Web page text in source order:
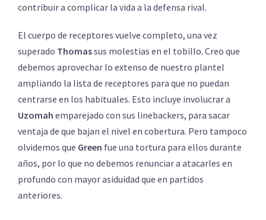
contribuir a complicar la vida a la defensa rival.
El cuerpo de receptores vuelve completo, una vez
superado Thomassus molestias en el tobillo. Creo que
debemos aprovechar lo extenso de nuestro plantel
ampliando la lista de receptores para que no puedan
centrarse en los habituales. Esto incluye involucrar a
Uzomah emparejado con sus linebackers, para sacar
ventaja de que bajan el nivel en cobertura. Pero tampoco
olvidemos que Green fue una tortura para ellos durante
años, por lo que no debemos renunciar a atacarles en
profundo con mayor asiduidad que en partidos
anteriores.